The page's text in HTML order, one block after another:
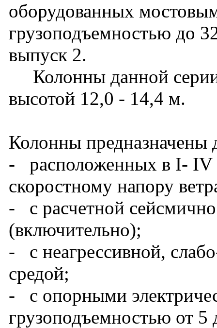
оборудованных
грузоподъемностью до
выпуск 2.
Колонны данной
высотой 12,0 - 14,4 м.
Колонны предназначены
- расположенных в I- IV
скоростному напору
- с расчетной
(включительно);
- с неагрессивной,
средой;
- с опорными
грузоподъемностью от 5